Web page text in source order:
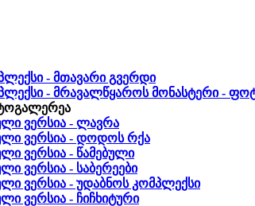
- მთავარი გვერდი
- მრავალწყაროს მონასტერი -
ვერსია - ლავრა
ვერსია - დოდოს რქა
ვერსია - წამებული
ვერსია - საბერეები
ვერსია - უდაბნოს კომპლექსი
ვერსია - ჩიჩხიტური